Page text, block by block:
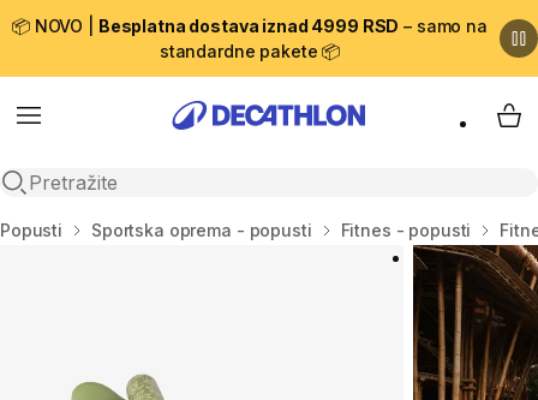
📦 NOVO | Besplatna dostava iznad 4999 RSD – samo na
standardne pakete 📦
Menu
Open search
My
Početna stranica
Popusti Sportska oprema - popusti Fitnes - popusti